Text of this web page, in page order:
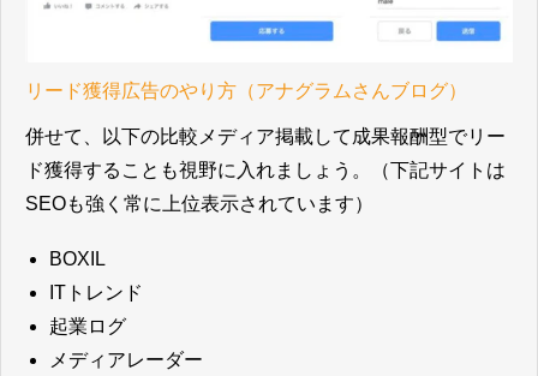
リード獲得広告のやり方（アナグラムさんブログ）
併せて、以下の比較メディア掲載して成果報酬型でリー
ド獲得することも視野に入れましょう。（下記サイトは
SEOも強く常に上位表示されています）
BOXIL
ITトレンド
起業ログ
メディアレーダー